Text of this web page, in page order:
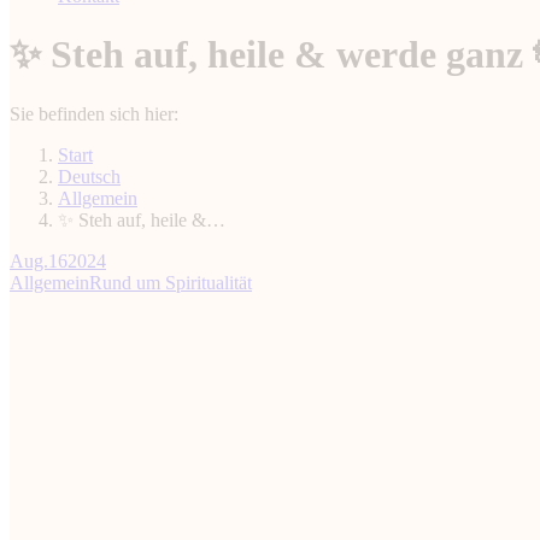
✨ Steh auf, heile & werde ganz
Sie befinden sich hier:
Start
Deutsch
Allgemein
✨ Steh auf, heile &…
Aug.162024
AllgemeinRund um Spiritualität